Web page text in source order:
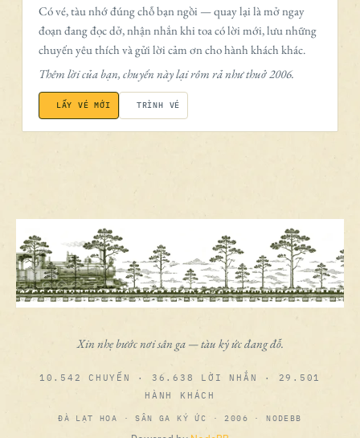
Có vé, tàu nhớ đúng chỗ bạn ngồi — quay lại là mở ngay
đoạn đang đọc dở, nhận nhắn khi toa có lời mới, lưu những
chuyến yêu thích và gửi lời cảm ơn cho hành khách khác.
Thêm lời của bạn, chuyến này lại rôm rả như thuở 2006.
LẤY VÉ MỚI TRÌNH VÉ
Xin nhẹ bước nơi sân ga — tàu ký ức đang đỗ.
10.542 CHUYẾN · 36.638 LỜI NHẮN · 29.501
HÀNH KHÁCH
ĐÀ LẠT HOA · SÂN GA KÝ ỨC · 2006 · NODEBB